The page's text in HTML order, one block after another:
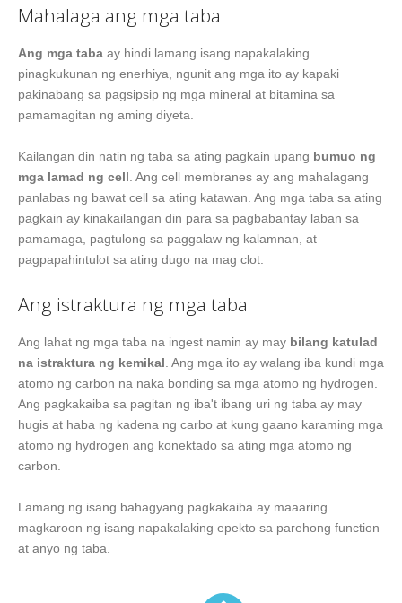
Mahalaga ang mga taba
Ang mga taba ay hindi lamang isang napakalaking
pinagkukunan ng enerhiya, ngunit ang mga ito ay kapaki
pakinabang sa pagsipsip ng mga mineral at bitamina sa
pamamagitan ng aming diyeta.
Kailangan din natin ng taba sa ating pagkain upang bumuo ng
mga lamad ng cell . Ang cell membranes ay ang mahalagang
panlabas ng bawat cell sa ating katawan. Ang mga taba sa ating
pagkain ay kinakailangan din para sa pagbabantay laban sa
pamamaga, pagtulong sa paggalaw ng kalamnan, at
pagpapahintulot sa ating dugo na mag clot.
Ang istraktura ng mga taba
Ang lahat ng mga taba na ingest namin ay may bilang katulad
na istraktura ng kemikal . Ang mga ito ay walang iba kundi mga
atomo ng carbon na naka bonding sa mga atomo ng hydrogen.
Ang pagkakaiba sa pagitan ng iba't ibang uri ng taba ay may
hugis at haba ng kadena ng carbo at kung gaano karaming mga
atomo ng hydrogen ang konektado sa ating mga atomo ng
carbon.
Lamang ng isang bahagyang pagkakaiba ay maaaring
magkaroon ng isang napakalaking epekto sa parehong function
at anyo ng taba.